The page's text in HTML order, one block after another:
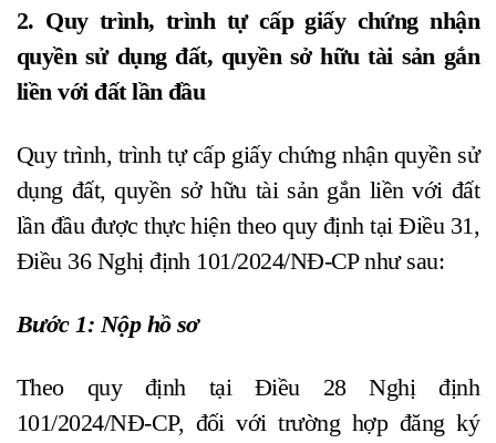
2. Quy trình, trình tự cấp giấy chứng nhận
quyền sử dụng đất, quyền sở hữu tài sản gắn
liền với đất lần đầu
Quy trình, trình tự cấp giấy chứng nhận quyền sử
dụng đất, quyền sở hữu tài sản gắn liền với đất
lần đầu được thực hiện theo quy định tại Điều 31,
Điều 36 Nghị định 101/2024/NĐ-CP như sau:
Bước 1: Nộp hồ sơ
Theo quy định tại Điều 28 Nghị định
101/2024/NĐ-CP, đối với trường hợp đăng ký